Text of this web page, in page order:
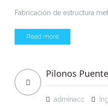
Fabricación de estructura
Read more
Pilonos
adminacc